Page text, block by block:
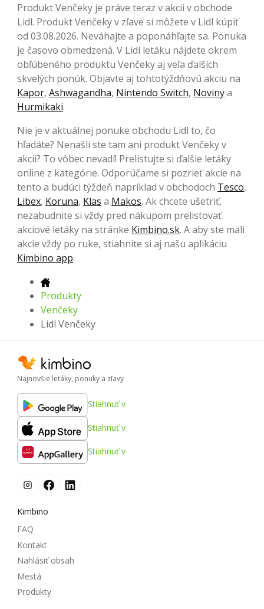
Produkt Venčeky je práve teraz v akcii v obchode
Lidl. Produkt Venčeky v zľave si môžete v Lidl kúpiť
od 03.08.2026. Neváhajte a poponáhľajte sa. Ponuka
je časovo obmedzená. V Lidl letáku nájdete okrem
obľúbeného produktu Venčeky aj veľa ďalších
skvelých ponúk. Objavte aj tohtotýždňovú akciu na
Kapor, Ashwagandha, Nintendo Switch, Novinya
Hurmikaki.
Nie je v aktuálnej ponuke obchodu Lidl to, čo
hľadáte? Nenašli ste tam ani produkt Venčeky v
akcii? To vôbec nevadí! Prelistujte si ďalšie letáky
online z kategórie. Odporúčame si pozrieť akcie na
tento a budúci týždeň napríklad v obchodoch Tesco,
Libex, Koruna, Klas a Makos. Ak chcete ušetriť,
nezabudnite si vždy pred nákupom prelistovať
akciové letáky na stránke Kimbino.sk. A aby ste mali
akcie vždy po ruke, stiahnite si aj našu aplikáciu
Kimbino app.
Produkty
Venčeky
Lidl Venčeky
Najnovšie letáky, ponuky a zľavy
Stiahnuť v
Stiahnuť v
Stiahnuť v
Kimbino
FAQ
Kontakt
Nahlásiť obsah
Mestá
Produkty